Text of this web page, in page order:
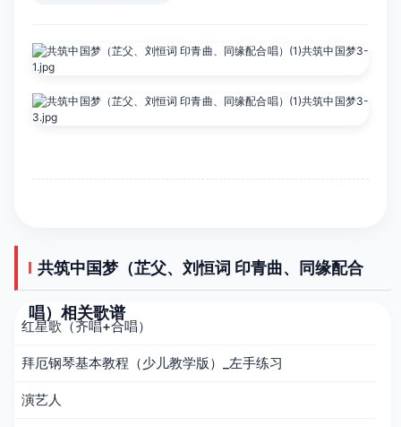
共筑中国梦（芷父、刘恒词 印青曲、同缘配合
唱）相关歌谱
红星歌（齐唱+合唱）
拜厄钢琴基本教程（少儿教学版）_左手练习
演艺人